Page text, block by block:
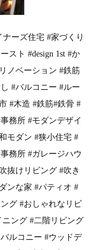
ーズ住宅 #家づくり
スト #design 1st #か
ノベーション #鉄筋
#バルコニー #ルー
#木造 #鉄筋#鉄骨 #
務所 #モダンデザイ
モダン #狭小住宅 #
務所 #ガレージハウ
抜けリビング #吹き
ンな家 #パティオ #
グ #おしゃれなリビ
ング #二階リビング
ルコニー #ウッドデ